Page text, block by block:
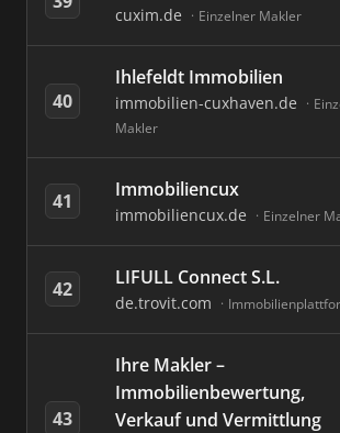
cuxim.de Einzelner Makler
40
Ihlefeldt Immobilien
immobilien-cuxhaven.de
Makler
41 Immobiliencux
immobiliencux.de Einzelner
42 LIFULL Connect S.L.
de.trovit.com
43
Ihre Makler –
Immobilienbewertung,
Verkauf und Vermittlung